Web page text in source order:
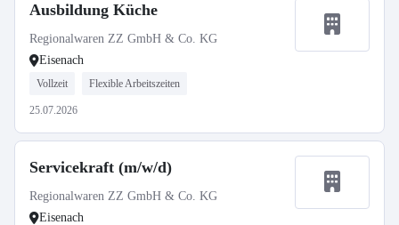
Ausbildung Küche
Regionalwaren ZZ GmbH & Co. KG
Eisenach
Vollzeit Flexible Arbeitszeiten
25.07.2026
Servicekraft (m/w/d)
Regionalwaren ZZ GmbH & Co. KG
Eisenach